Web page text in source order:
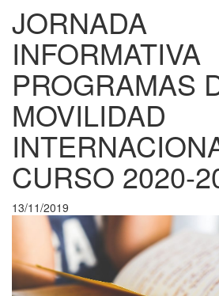
JORNADA
INFORMATIVA
PROGRAMAS
MOVILIDAD
CURSO 2020-
13/11/2019